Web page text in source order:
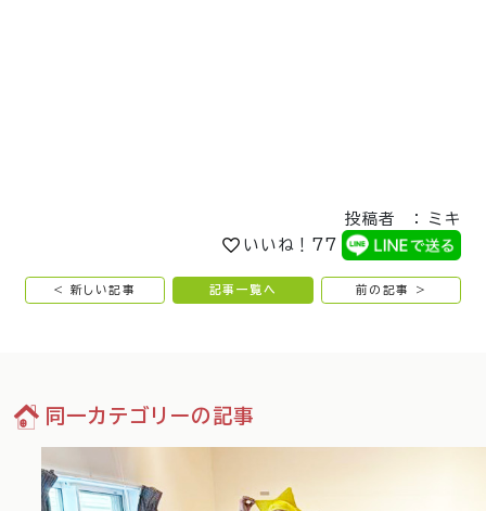
投稿者 ： ミキ
いいね！ 77
< 新しい記事 記事一覧へ 前の記事 >
同一カテゴリーの記事